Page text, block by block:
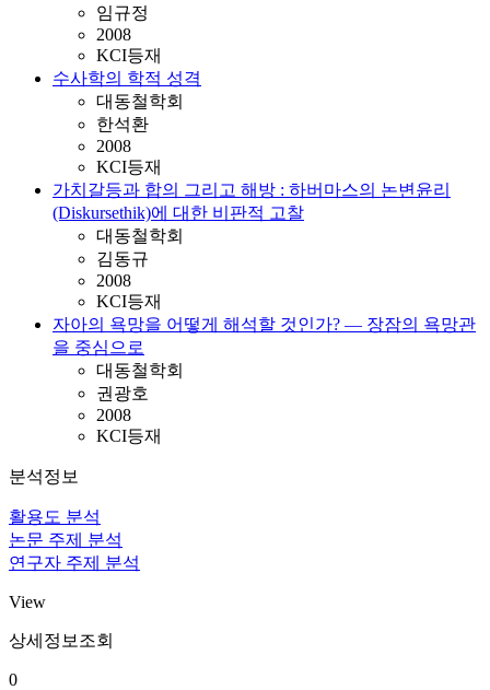
임규정
2008
KCI등재
수사학의 학적 성격
대동철학회
한석환
2008
KCI등재
가치갈등과 합의 그리고 해방 : 하버마스의 논변윤리
(Diskursethik)에 대한 비판적 고찰
대동철학회
김동규
2008
KCI등재
자아의 욕망을 어떻게 해석할 것인가? ― 장잠의 욕망관
을 중심으로
대동철학회
권광호
2008
KCI등재
분석정보
활용도 분석
논문 주제 분석
연구자 주제 분석
View
상세정보조회
0